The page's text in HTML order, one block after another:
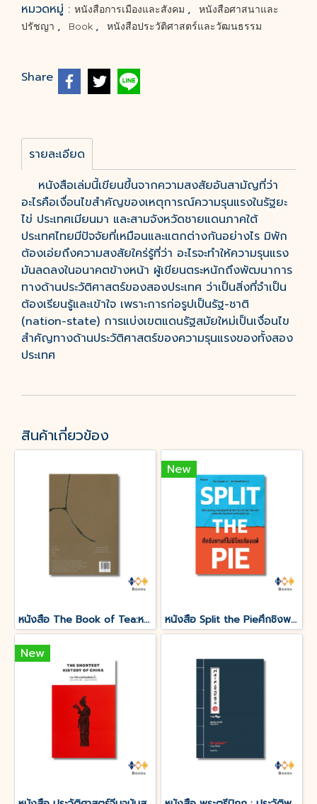
หมวดหมู่ : หนังสือการเมืองและสังคม ,
หนังสือศาสนาและ
ปรัชญา , Book , หนังสือประวัติศาสตร์และวัฒนธรรม
Share
รายละเอียด
หนังสือเล่มนี้เขียนขึ้นจากความสงสัยอันสามัญที่ว่า
อะไรคือเงื่อนไขสำคัญของเหตุการณ์ความรุนแรงในรัฐยะ
ไข่ ประเทศเมียนมา และสามจังหวัดชายแดนภาคใต้
ประเทศไทยมีปัจจัยที่เหมือนและแตกต่างกันอย่างไร มิพัก
ต้องเอ่ยถึงความสงสัยใคร่รู้ที่ว่า อะไรจะทำให้ความรุนแรง
มันลดลงในอนาคตข้างหน้า ผู้เขียนตระหนักถึงพัฒนาการ
ทางด้านประวัติศาสตร์ของสองประเทศ ว่าเป็นสิ่งที่จำเป็น
ต้องเรียนรู้และเข้าใจ เพราะการก่อรูปเป็นรัฐ-ชาติ
(nation-state) การแบ่งเขตแดนรัฐสมัยใหม่เป็นเงื่อนไข
สำคัญทางด้านประวัติศาสตร์ของความรุนแรงของทั้งสอง
ประเทศ
สินค้าเกี่ยวข้อง
หนังสือ The Book of Tea:หนังสือแห่งชา
New
หนังสือ Split the Pieศึกชิงพายที่ไม่มีใครต้องแพ้
New